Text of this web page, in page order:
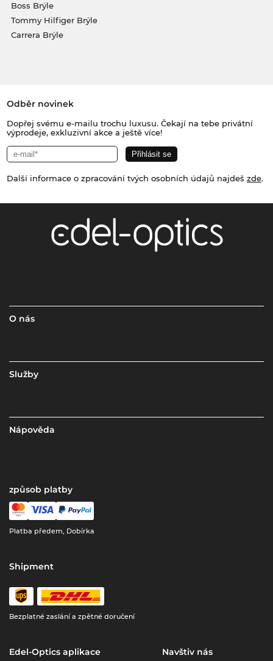
Boss Brýle
Tommy Hilfiger Brýle
Carrera Brýle
Odběr novinek
Dopřej svému e-mailu trochu luxusu. Čekají na tebe privátní
výprodeje, exkluzivní akce a ještě více!
Další informace o zpracování tvých osobních údajů najdeš zde.
O nás
Služby
Nápověda
způsob platby
Platba předem, Dobírka
Shipment
Bezplatné zaslání a zpětné doručení
Edel-Optics aplikace Navštiv nás